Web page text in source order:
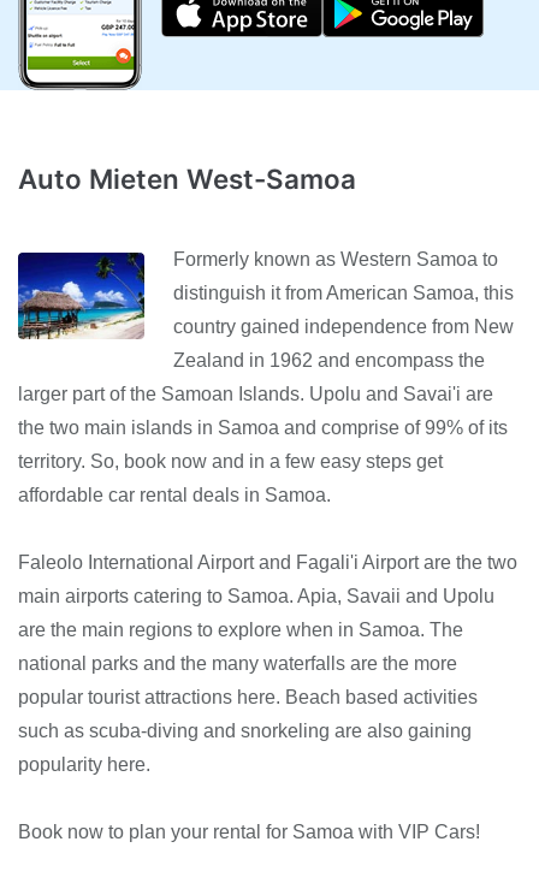
Auto Mieten West-Samoa
Formerly known as Western Samoa to
distinguish it from American Samoa, this
country gained independence from New
Zealand in 1962 and encompass the
larger part of the Samoan Islands. Upolu and Savai'i are
the two main islands in Samoa and comprise of 99% of its
territory. So, book now and in a few easy steps get
affordable car rental deals in Samoa.
Faleolo International Airport and Fagali'i Airport are the two
main airports catering to Samoa. Apia, Savaii and Upolu
are the main regions to explore when in Samoa. The
national parks and the many waterfalls are the more
popular tourist attractions here. Beach based activities
such as scuba-diving and snorkeling are also gaining
popularity here.
Book now to plan your rental for Samoa with VIP Cars!